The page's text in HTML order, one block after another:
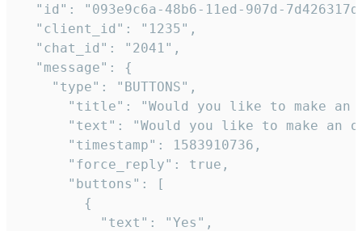
"id": "093e9c6a-48b6-11ed-907d-
  "client_id": "1235",
  "chat_id": "2041",
  "message": {
    "type": "BUTTONS",
"title": "Would you like to make an
"text": "Would you like to make an
      "timestamp": 1583910736,
      "force_reply": true,
      "buttons": [
        {
          "text": "Yes",